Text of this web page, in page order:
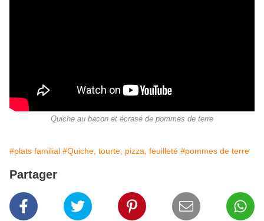
Quiche au bacon et écrasé de pommes de terre
#plats familial #Quiche, tourte, pizza, feuilleté #pommes de terre
Partager